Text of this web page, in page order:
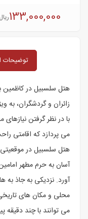
133,000,000ریال
توضیحات
هتل سلسبیل در کاظمین
زائران و گردشگران، به
با در نظر گرفتن
می ‌پردازد که اقامتی
هتل سلسبیل در
آسان به حرم مطهر
‌آورد. نزدیکی به جاذ به
محلی و مکان‌ های
می ‌توانند با چند